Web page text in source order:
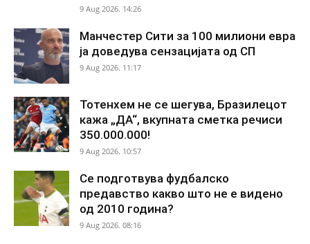
9 Aug 2026. 14:26
Манчестер Сити за 100 милиони евра
ја доведува сензацијата од СП
9 Aug 2026. 11:17
Тотенхем не се шегува, Бразилецот
кажа „ДА“, вкупната сметка речиси
350.000.000!
9 Aug 2026. 10:57
Се подготвува фудбалско
предавство какво што не е видено
од 2010 година?
9 Aug 2026. 08:16